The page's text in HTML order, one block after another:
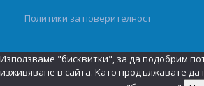
Политики за поверителност
Използваме "бисквитки", за да подобрим
изживяване в сайта. Като продължавате да